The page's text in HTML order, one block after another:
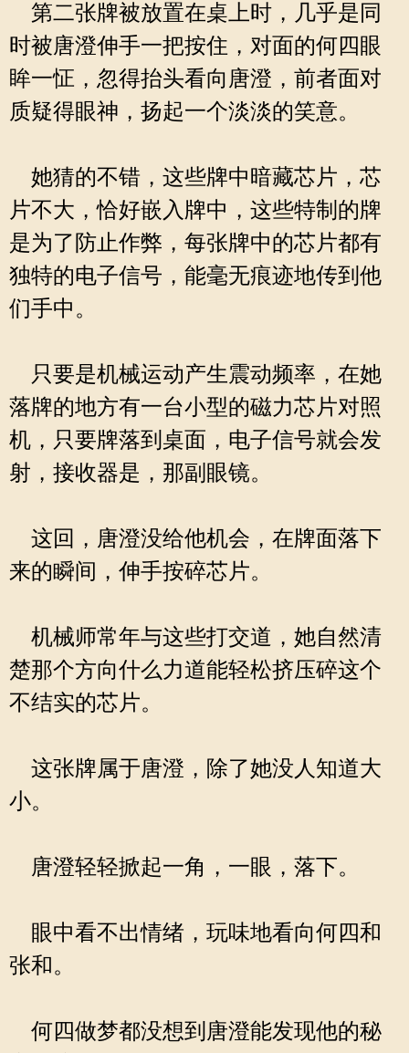
第二张牌被放置在桌上时，几乎是同
时被唐澄伸手一把按住，对面的何四眼
眸一怔，忽得抬头看向唐澄，前者面对
质疑得眼神，扬起一个淡淡的笑意。
她猜的不错，这些牌中暗藏芯片，芯
片不大，恰好嵌入牌中，这些特制的牌
是为了防止作弊，每张牌中的芯片都有
独特的电子信号，能毫无痕迹地传到他
们手中。
只要是机械运动产生震动频率，在她
落牌的地方有一台小型的磁力芯片对照
机，只要牌落到桌面，电子信号就会发
射，接收器是，那副眼镜。
这回，唐澄没给他机会，在牌面落下
来的瞬间，伸手按碎芯片。
机械师常年与这些打交道，她自然清
楚那个方向什么力道能轻松挤压碎这个
不结实的芯片。
这张牌属于唐澄，除了她没人知道大
小。
唐澄轻轻掀起一角，一眼，落下。
眼中看不出情绪，玩味地看向何四和
张和。
何四做梦都没想到唐澄能发现他的秘